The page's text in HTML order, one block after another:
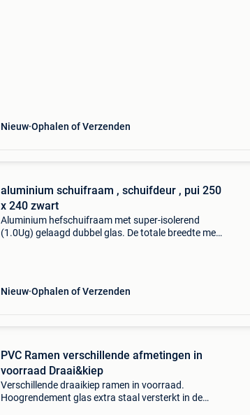
Nieuw Ophalen of Verzenden
aluminium schuifraam , schuifdeur , pui 250
x 240 zwart
Aluminium hefschuifraam met super-isolerend
(1.0Ug) gelaagd dubbel glas. De totale breedte met
Nieuw Ophalen of Verzenden
PVC Ramen verschillende afmetingen in
voorraad Draai&kiep
Verschillende draaikiep ramen in voorraad.
Hoogrendement glas extra staal versterkt in de